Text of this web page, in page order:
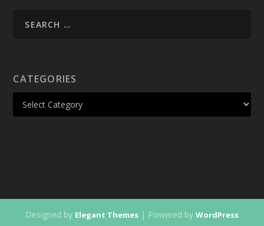
CATEGORIES
Designed by Elegant Themes | Powered by WordPress